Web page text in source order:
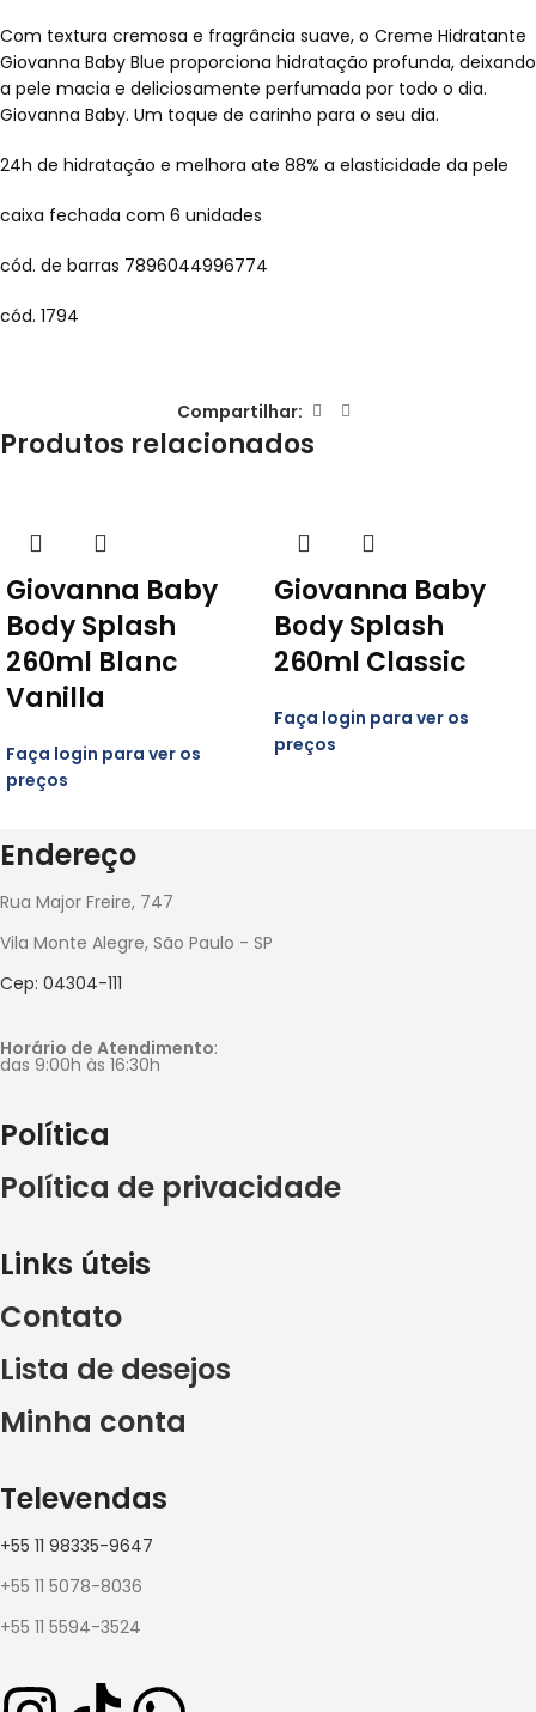
Com textura cremosa e fragrância suave, o Creme Hidratante
Giovanna Baby Blue proporciona hidratação profunda, deixando
a pele macia e deliciosamente perfumada por todo o dia.
Giovanna Baby. Um toque de carinho para o seu dia.
24h de hidratação e melhora ate 88% a elasticidade da pele
caixa fechada com 6 unidades
cód. de barras 7896044996774
cód. 1794
Compartilhar:
Produtos relacionados
Giovanna Baby
Body Splash
260ml Blanc
Vanilla
Faça login para ver os
preços
Giovanna Baby
Body Splash
260ml Classic
Faça login para ver os
preços
Endereço
Rua Major Freire, 747
Vila Monte Alegre, São Paulo - SP
Cep: 04304-111
Horário de Atendimento:
das 9:00h às 16:30h
Política
Política de privacidade
Links úteis
Contato
Lista de desejos
Minha conta
Televendas
+55 11 98335-9647
+55 11 5078-8036
+55 11 5594-3524